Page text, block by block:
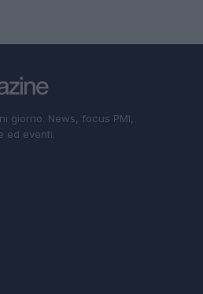
giorno. News, focus PMI,
ed eventi.